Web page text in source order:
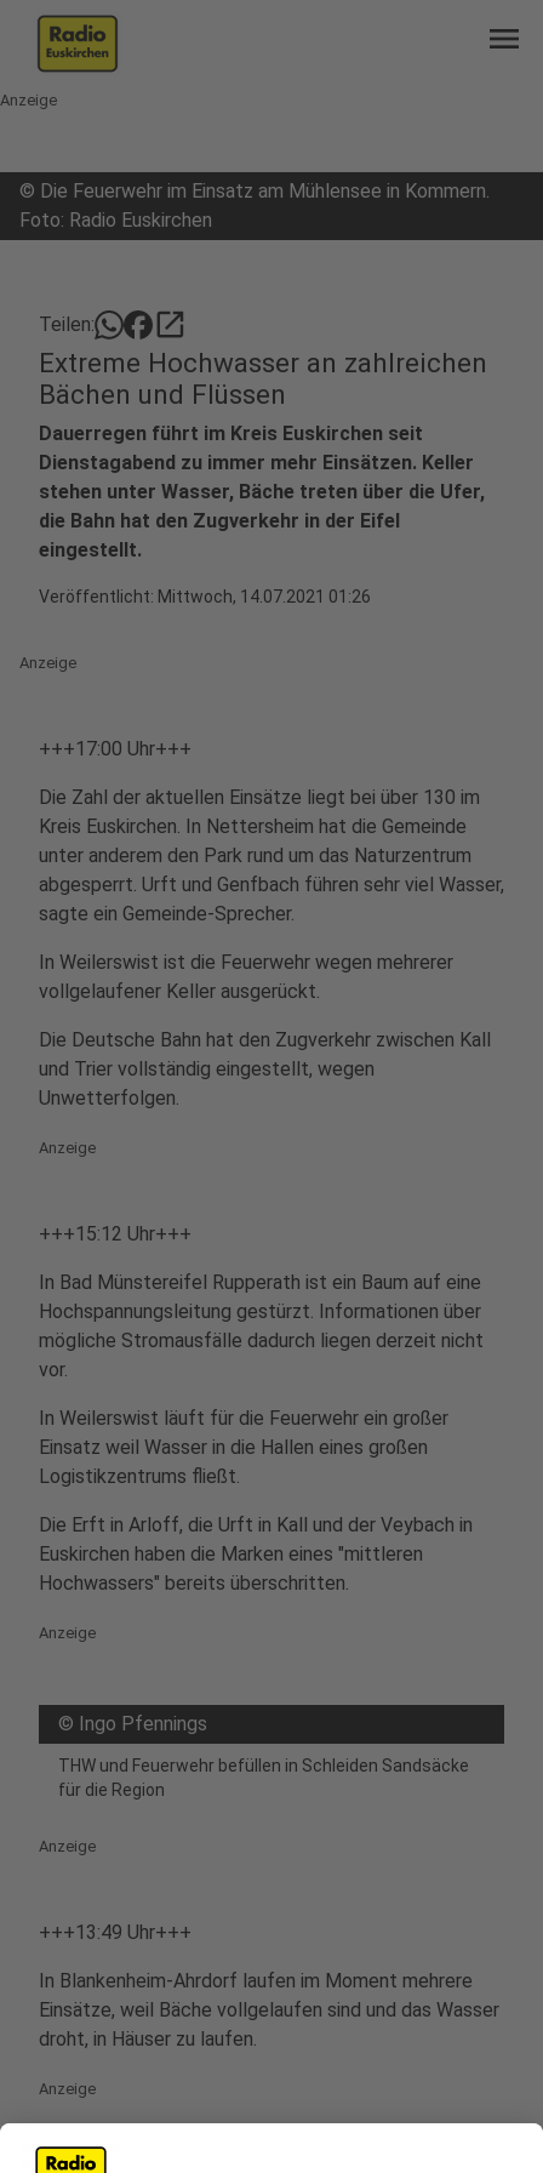
menu
Anzeige
© Die Feuerwehr im Einsatz am Mühlensee in Kommern.
Foto: Radio Euskirchen
Teilen: open_in_new
Extreme Hochwasser an zahlreichen
Bächen und Flüssen
Dauerregen führt im Kreis Euskirchen seit
Dienstagabend zu immer mehr Einsätzen. Keller
stehen unter Wasser, Bäche treten über die Ufer,
die Bahn hat den Zugverkehr in der Eifel
eingestellt.
Veröffentlicht: Mittwoch, 14.07.2021 01:26
Anzeige
+++17:00 Uhr+++
Die Zahl der aktuellen Einsätze liegt bei über 130 im
Kreis Euskirchen. In Nettersheim hat die Gemeinde
unter anderem den Park rund um das Naturzentrum
abgesperrt. Urft und Genfbach führen sehr viel Wasser,
sagte ein Gemeinde-Sprecher.
In Weilerswist ist die Feuerwehr wegen mehrerer
vollgelaufener Keller ausgerückt.
Die Deutsche Bahn hat den Zugverkehr zwischen Kall
und Trier vollständig eingestellt, wegen
Unwetterfolgen.
Anzeige
+++15:12 Uhr+++
In Bad Münstereifel Rupperath ist ein Baum auf eine
Hochspannungsleitung gestürzt. Informationen über
mögliche Stromausfälle dadurch liegen derzeit nicht
vor.
In Weilerswist läuft für die Feuerwehr ein großer
Einsatz weil Wasser in die Hallen eines großen
Logistikzentrums fließt.
Die Erft in Arloff, die Urft in Kall und der Veybach in
Euskirchen haben die Marken eines "mittleren
Hochwassers" bereits überschritten.
Anzeige
© Ingo Pfennings
THW und Feuerwehr befüllen in Schleiden Sandsäcke
für die Region
Anzeige
+++13:49 Uhr+++
In Blankenheim-Ahrdorf laufen im Moment mehrere
Einsätze, weil Bäche vollgelaufen sind und das Wasser
droht, in Häuser zu laufen.
Anzeige